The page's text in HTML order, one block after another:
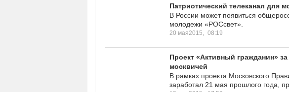
Патриотический телеканал для
В России может появиться
молодежи «РОСсвет».
20 мая2015, 08:19
Проект «Активный гражданин»
москвичей
В рамках проекта Московского
заработал 21 мая прошлого года,